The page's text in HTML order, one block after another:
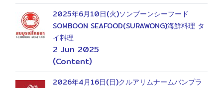
2025年6月10日(火)ソンブーンシーフード
SOMBOON SEAFOOD(SURAWONG)海鮮料理 タ
イ料理
2 Jun 2025
(Content)
2026年4月16日(日)クルアリムナームバンプラ